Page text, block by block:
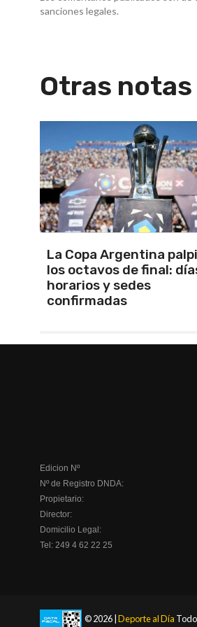
sanciones legales.
Otras notas
Los seleccionados Sub
Sub 13 de Tandil
el debut
Edicion Nº
Nº de Registro DNDA:
Propietario:
Director:
Domicilio Legal:
Tel: 249 4 62 22 25
© 2026 | Deporte al Día